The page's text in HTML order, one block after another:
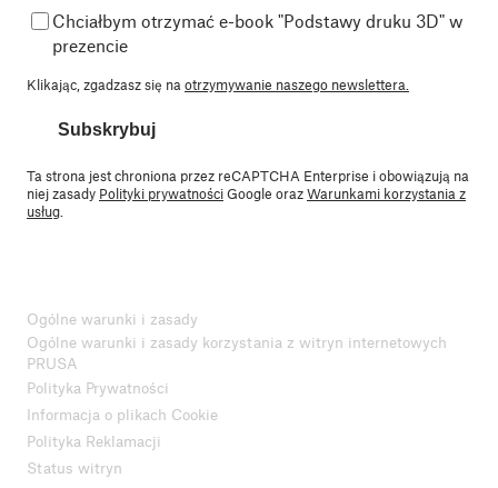
Chciałbym otrzymać e-book "Podstawy druku 3D" w
prezencie
Klikając, zgadzasz się na otrzymywanie naszego newslettera.
Subskrybuj
Ta strona jest chroniona przez reCAPTCHA Enterprise i obowiązują na
niej zasady Polityki prywatnościGoogle orazWarunkami korzystania z
usług
Ogólne warunki i zasady
Ogólne warunki i zasady korzystania z witryn internetowych
PRUSA
Polityka Prywatności
Informacja o plikach Cookie
Polityka Reklamacji
Status witryn